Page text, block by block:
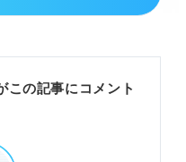
、学び、今後の展開を
この記事にコメント